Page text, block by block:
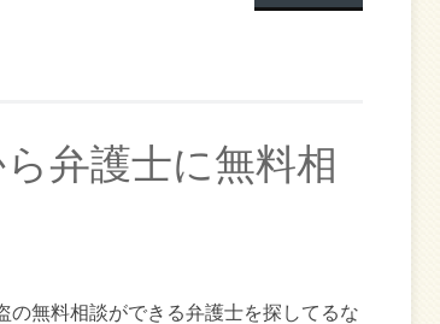
弁護士に無料相
の無料相談ができる弁護士を探してるな